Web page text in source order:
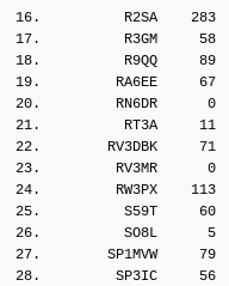
R2SA    283
R3GM     58
R9QQ     89
RA6EE     67
RN6DR      0
RT3A     11
RV3DBK     71
RV3MR      0
RW3PX    113
S59T     60
SO8L      5
SP1MVW     79
SP3IC     56